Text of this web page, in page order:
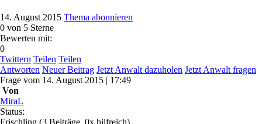
14. August 2015 Thema abonnieren
0 von 5 Sterne
Bewerten mit:
0
Twittern Teilen Teilen
Antworten Neuer Beitrag Jetzt Anwalt dazuholen Jetzt Anwalt fragen
Frage vom 14. August 2015 | 17:49
Von
MiraL
Status:
Frischling (3 Beiträge, 0x hilfreich)